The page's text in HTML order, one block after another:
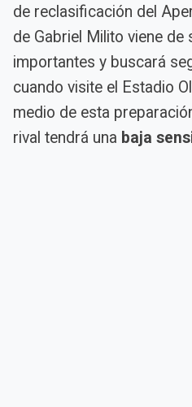
de reclasificación del
de Gabriel Milito viene
importantes y buscará
cuando visite el Estadio
medio de esta
rival tendrá una baja